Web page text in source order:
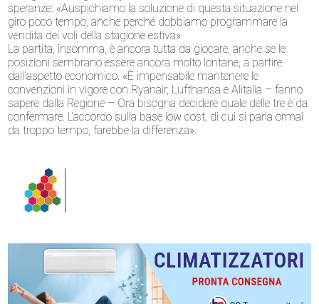
speranze: «Auspichiamo la soluzione di questa situazione nel
giro poco tempo, anche perché dobbiamo programmare la
vendita dei voli della stagione estiva».
La partita, insomma, è ancora tutta da giocare, anche se le
posizioni sembrano essere ancora molto lontane, a partire
dall’aspetto economico. «È impensabile mantenere le
convenzioni in vigore con Ryanair, Lufthansa e Alitalia – fanno
sapere dalla Regione – Ora bisogna decidere quale delle tre è da
confermare. L’accordo sulla base low cost, di cui si parla ormai
da troppo tempo, farebbe la differenza».